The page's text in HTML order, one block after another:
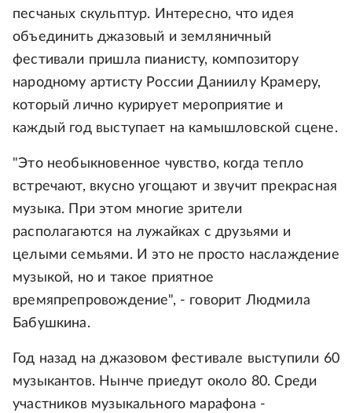
песчаных скульптур. Интересно, что идея
объединить джазовый и земляничный
фестивали пришла пианисту, композитору
народному артисту России Даниилу Крамеру,
который лично курирует мероприятие и
каждый год выступает на камышловской сцене.
"Это необыкновенное чувство, когда тепло
встречают, вкусно угощают и звучит прекрасная
музыка. При этом многие зрители
располагаются на лужайках с друзьями и
целыми семьями. И это не просто наслаждение
музыкой, но и такое приятное
времяпрепровождение", - говорит Людмила
Бабушкина.
Год назад на джазовом фестивале выступили 60
музыкантов. Нынче приедут около 80. Среди
участников музыкального марафона -